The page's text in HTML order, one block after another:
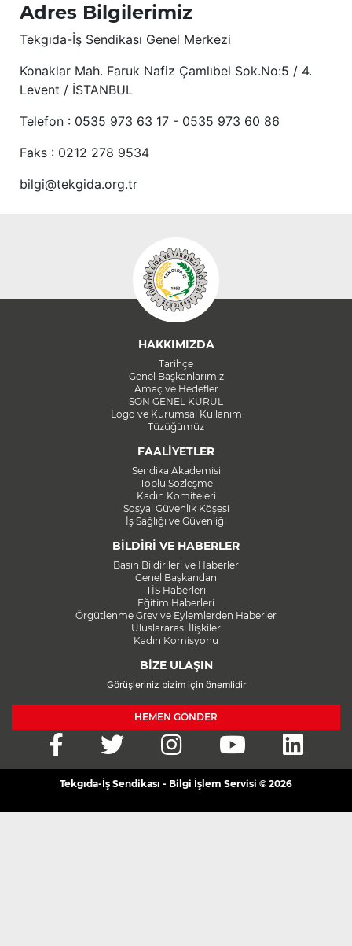
Adres Bilgilerimiz
Tekgıda-İş Sendikası Genel Merkezi
Konaklar Mah. Faruk Nafiz Çamlıbel Sok.No:5 / 4.
Levent / İSTANBUL
Telefon : 0535 973 63 17 - 0535 973 60 86
Faks : 0212 278 9534
bilgi@tekgida.org.tr
HAKKIMIZDA
Tarihçe
Genel Başkanlarımız
Amaç ve Hedefler
SON GENEL KURUL
Logo ve Kurumsal Kullanım
Tüzüğümüz
FAALİYETLER
Sendika Akademisi
Toplu Sözleşme
Kadın Komiteleri
Sosyal Güvenlik Köşesi
İş Sağlığı ve Güvenliği
BİLDİRİ VE HABERLER
Basın Bildirileri ve Haberler
Genel Başkandan
TİS Haberleri
Eğitim Haberleri
Örgütlenme Grev ve Eylemlerden Haberler
Uluslararası İlişkiler
Kadın Komisyonu
BİZE ULAŞIN
Görüşleriniz bizim için önemlidir
HEMEN GÖNDER
Tekgıda-İş Sendikası - Bilgi İşlem Servisi © 2026